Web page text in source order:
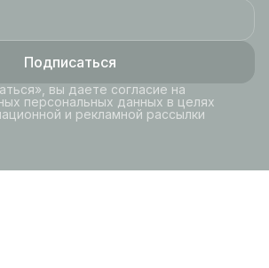
Подписаться
вы даете согласие на
персональных данных в целях
и рекламной рассылки